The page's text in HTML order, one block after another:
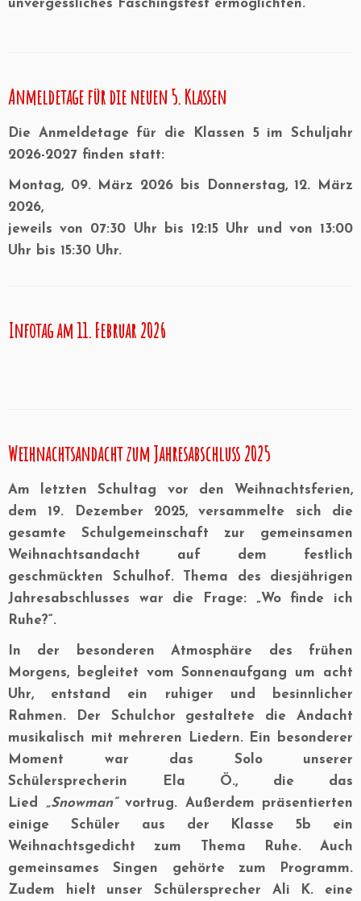
unvergessliches Faschingsfest ermöglichten.
Anmeldetage für die neuen 5. Klassen
Die Anmeldetage für die Klassen 5 im Schuljahr
2026-2027 finden statt:
Montag, 09. März 2026 bis Donnerstag, 12. März
2026,
jeweils von 07:30 Uhr bis 12:15 Uhr und von 13:00
Uhr bis 15:30 Uhr.
Infotag am 11. Februar 2026
Weihnachtsandacht zum Jahresabschluss 2025
Am letzten Schultag vor den Weihnachtsferien,
dem 19. Dezember 2025, versammelte sich die
gesamte Schulgemeinschaft zur gemeinsamen
Weihnachtsandacht auf dem festlich
geschmückten Schulhof. Thema des diesjährigen
Jahresabschlusses war die Frage: „Wo finde ich
Ruhe?“.
In der besonderen Atmosphäre des frühen
Morgens, begleitet vom Sonnenaufgang um acht
Uhr, entstand ein ruhiger und besinnlicher
Rahmen. Der Schulchor gestaltete die Andacht
musikalisch mit mehreren Liedern. Ein besonderer
Moment war das Solo unserer
Schülersprecherin Ela Ö., die das
Lied „Snowman“vortrug. Außerdem präsentierten
einige Schüler aus der Klasse 5b ein
Weihnachtsgedicht zum Thema Ruhe. Auch
gemeinsames Singen gehörte zum Programm.
Zudem hielt unser Schülersprecher Ali K. eine